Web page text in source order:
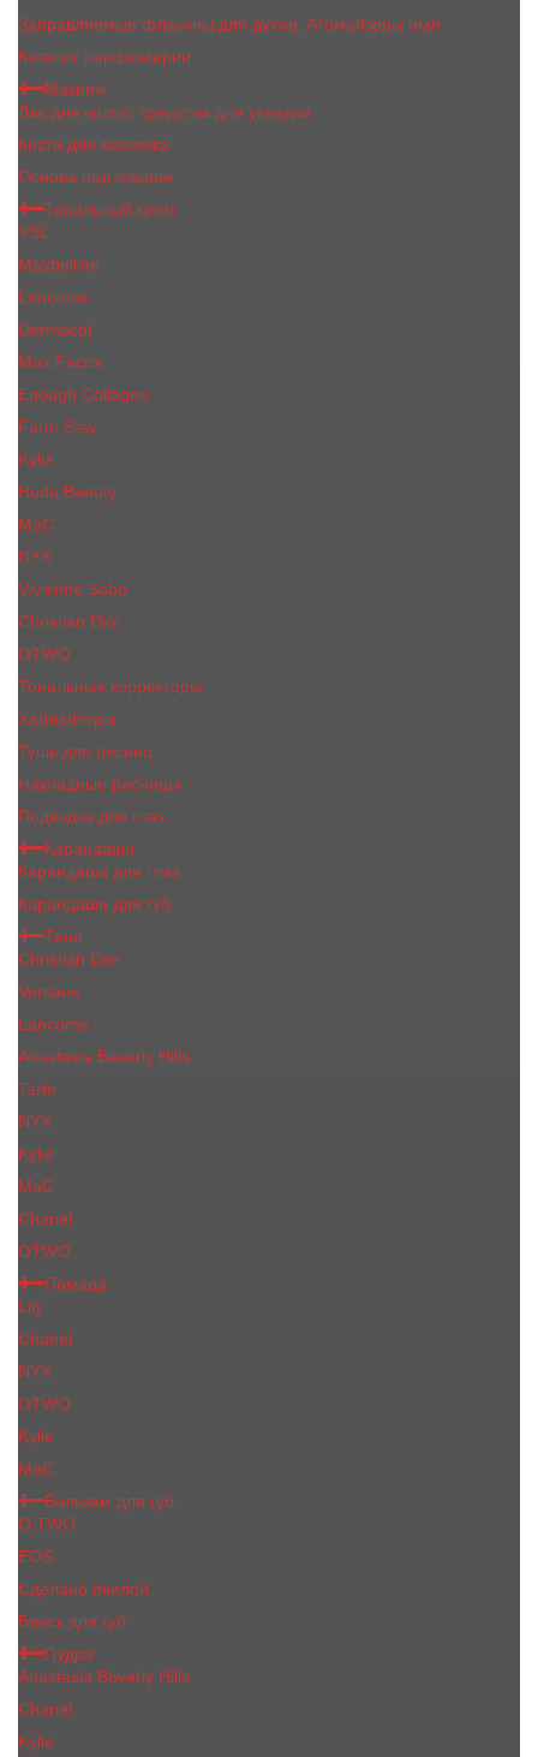
Заправляемые флаконы для духов, Атомайзеры 5мл
Каталог парфюмерии
Макияж
Лак для волос, средства для укладки
Кисти для макияжа
Основа под макияж
Тональный крем
YSL
Maybelline
Lancome
Dermacol
Max Factor
Enough Collagen
Farm Stay
Kylie
Huda Beauty
МаС
NYX
Vivienne Sabo
Сhristiаn Diоr
OTWO
Тональные корректоры
Хайлайтеры
Тушь для ресниц
Накладные ресницы
Подводка для глаз
Карандаши
Карандаши для глаз
Карандаши для губ
Тени
Christian Dior
Versace
Lancome
Anastasia Beverly Hills
Tarte
NYX
Kylie
MaC
Сhanеl
OTWO
Помада
Lily
Chanel
NYX
OTWO
Kylie
МаС
Бальзам для губ
O.TWO
EOS
Сделано пчелой
Блеск для губ
Пудра
Anastasia Beverly Hills
Chanel
Kylie